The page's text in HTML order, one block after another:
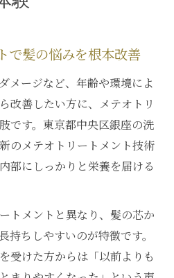
座で話題の新施術とは
メテオトリートメント最
ントの新施術が注目され
ならメテオトリートメン
オトリートメントの実力
ントによる髪質革命の方
で髪の悩みを根本改善
メージなど、年齢や環境によ
改善したい方に、メテオトリ
です。東京都中央区銀座の洗
のメテオトリートメント技術
部にしっかりと栄養を届ける
トメントと異なり、髪の芯か
持ちしやすいのが特徴です。
受けた方からは「以前よりも